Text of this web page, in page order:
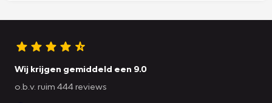
Wij krijgen gemiddeld een 9.0
o.b.v. ruim 444 reviews